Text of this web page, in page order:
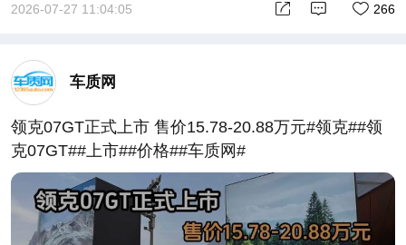
2026-07-27 11:04:05 266
车质网
领克07GT正式上市 售价15.78-20.88万元#领克##领
克07GT##上市##价格##车质网#